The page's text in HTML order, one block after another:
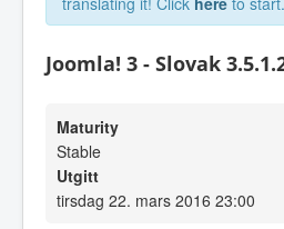
Joomla! 3 - Slovak
Maturity
Stable
Utgitt
tirsdag 22. mars 2016 23:00